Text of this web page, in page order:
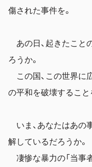
傷された事件を。
あの日、起きたこと
ろうか。
この国、この世界に
の平和を破壊すること
いま、あなたはあの
解しているだろうか。
凄惨な暴力の「当事